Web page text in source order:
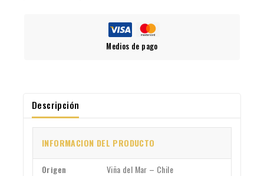
Medios de pago
Descripción
INFORMACION DEL PRODUCTO
Origen
Viña del Mar – Chile